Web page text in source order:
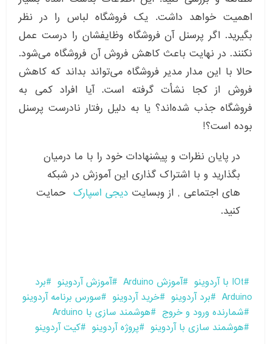
اهمیت خواهد داشت. یک فروشگاه لباس را در نظر
بگیرید. اگر پرسنل آن فروشگاه وظایفشان را درست عمل
نکنند. در نهایت باعث کاهش فروش آن فروشگاه می‌شود.
حالا با این مدار مدیر فروشگاه می‌تواند بداند که کاهش
فروش از کجا نشأت گرفته است. آیا افراد کمی به
فروشگاه جذب شده‌اند؟ یا به دلیل رفتار نادرست پرسنل
بوده است؟!
در پایان نظرات و پیشنهادات خود را با ما درمیان
بگذارید و با اشتراک گذاری این آموزش در شبکه
های اجتماعی , از وبسایت دیجی اسپارک حمایت
کنید.
IOt با آردوینو آموزش Arduino آموزش آردوینو
برد
Arduino
برد آردوینو خرید آردوینو
سورس برنامه آردوینو
شمارنده ورود و خروج
هوشمند سازی با Arduino
هوشمند سازی با آردوینو
پروژه آردوینو کیت آردوینو